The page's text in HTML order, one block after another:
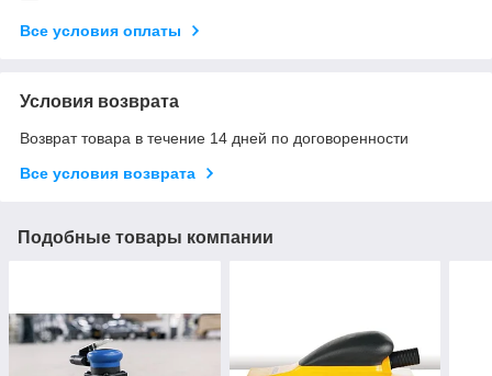
Все условия оплаты
Условия возврата
Возврат товара в течение 14 дней по договоренности
Все условия возврата
Подобные товары компании